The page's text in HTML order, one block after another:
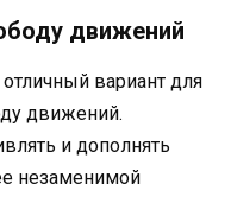
движений
вариант для
движений.
и дополнять
незаменимой